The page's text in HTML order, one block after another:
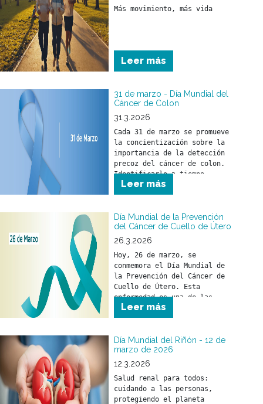
Más movimiento, más vida
Leer más
31 de marzo - Día Mundial del
Cáncer de Colon
31.3.2026
Cada 31 de marzo se promueve
la concientización sobre la
importancia de la detección
precoz del cáncer de colon.
Identificarlo a tiempo
permite iniciar un
tratamiento oportuno y
salud.
Leer más
Día Mundial de la Prevención
del Cáncer de Cuello de Útero
26.3.2026
Hoy, 26 de marzo, se
conmemora el Día Mundial de
la Prevención del Cáncer de
Cuello de Útero. Esta
enfermedad es una de las
pocas que pueden prevenirse
si se toman medidas a tiempo.
Leer más
Día Mundial del Riñón - 12 de
marzo de 2026
12.3.2026
Salud renal para todos:
cuidando a las personas,
protegiendo el planeta